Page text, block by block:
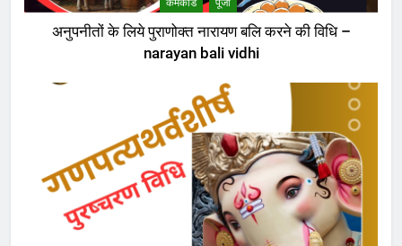
अनुपनीतों के लिये पुराणोक्त नारायण बलि करने की विधि –
narayan bali vidhi